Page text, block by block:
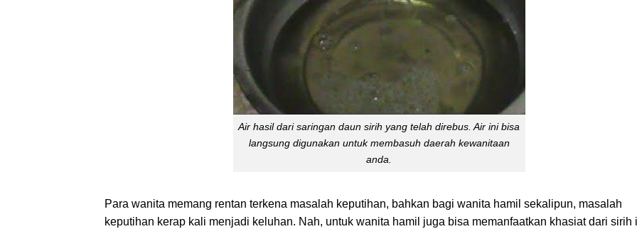
Air hasil dari saringan daun sirih yang telah direbus. Air ini bisa
langsung digunakan untuk membasuh daerah kewanitaan
anda.
Para wanita memang rentan terkena masalah keputihan, bahkan bagi wanita hamil sekalipun, masalah
keputihan kerap kali menjadi keluhan. Nah, untuk wanita hamil juga bisa memanfaatkan khasiat dari sirih